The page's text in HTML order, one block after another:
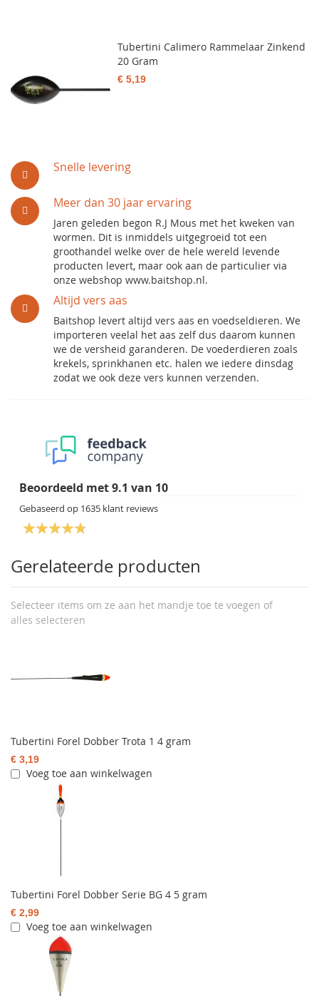
Snelle levering
Meer dan 30 jaar ervaring
Jaren geleden begon R.J Mous met het kweken van
wormen. Dit is inmiddels uitgegroeid tot een
groothandel welke over de hele wereld levende
producten levert, maar ook aan de particulier via
onze webshop www.baitshop.nl.
Altijd vers aas
Baitshop levert altijd vers aas en voedseldieren. We
importeren veelal het aas zelf dus daarom kunnen
we de versheid garanderen. De voederdieren zoals
krekels, sprinkhanen etc. halen we iedere dinsdag
zodat we ook deze vers kunnen verzenden.
Beoordeeld met9.1 van 10
Gebaseerd op 1635 klant reviews
Gerelateerde producten
Selecteer items om ze aan het mandje toe te voegen of
alles selecteren
Tubertini Forel Dobber Trota 1 4 gram
€ 3,19
Voeg toe aan winkelwagen
Tubertini Forel Dobber Serie BG 4 5 gram
€ 2,99
Voeg toe aan winkelwagen
Tubertini Calimero Rammelaar Zinkend
20 Gram
€ 5,19